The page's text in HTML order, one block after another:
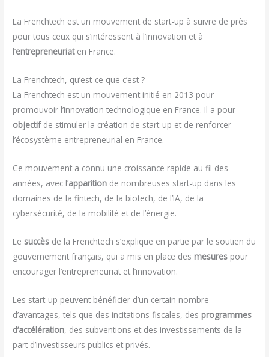
La Frenchtech est un mouvement de start-up à suivre de près
pour tous ceux qui s’intéressent à l’innovation et à
l’entrepreneuriat en France.
La Frenchtech, qu’est-ce que c’est ?
La Frenchtech est un mouvement initié en 2013 pour
promouvoir l’innovation technologique en France. Il a pour
objectif de stimuler la création de start-up et de renforcer
l’écosystème entrepreneurial en France.
Ce mouvement a connu une croissance rapide au fil des
années, avec l’apparition de nombreuses start-up dans les
domaines de la fintech, de la biotech, de l’IA, de la
cybersécurité, de la mobilité et de l’énergie.
Le succès de la Frenchtech s’explique en partie par le soutien du
gouvernement français, qui a mis en place des mesures pour
encourager l’entrepreneuriat et l’innovation.
Les start-up peuvent bénéficier d’un certain nombre
d’avantages, tels que des incitations fiscales, des programmes
d’accélération, des subventions et des investissements de la
part d’investisseurs publics et privés.